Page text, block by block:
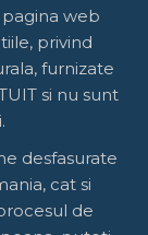
web
privind
furnizate
si nu sunt
desfasurate
cat si
de